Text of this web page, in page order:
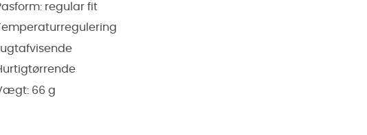
regular fit
Lugtafvisende
66 g